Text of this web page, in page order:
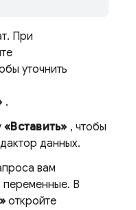
При
уточнить
.
«Вставить» , чтобы
данных.
вам
переменные. В
откройте